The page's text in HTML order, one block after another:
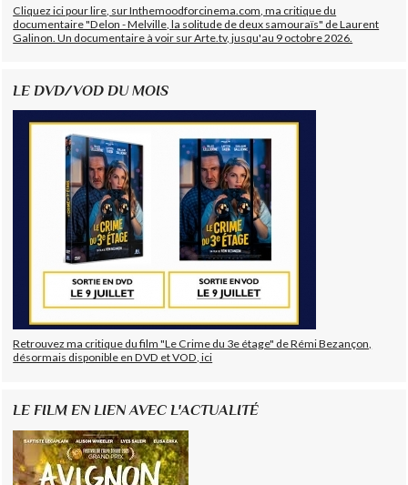
Cliquez ici pour lire, sur Inthemoodforcinema.com, ma critique du
documentaire "Delon - Melville, la solitude de deux samouraïs" de Laurent
Galinon. Un documentaire à voir sur Arte.tv, jusqu'au 9 octobre 2026.
LE DVD/VOD DU MOIS
Retrouvez ma critique du film "Le Crime du 3e étage" de Rémi Bezançon,
désormais disponible en DVD et VOD, ici
LE FILM EN LIEN AVEC L'ACTUALITÉ